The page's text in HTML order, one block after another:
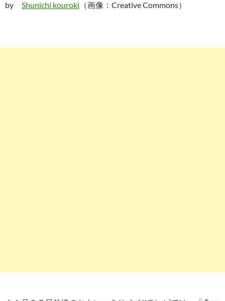
by Shunichi kouroki （画像：Creative Commons）